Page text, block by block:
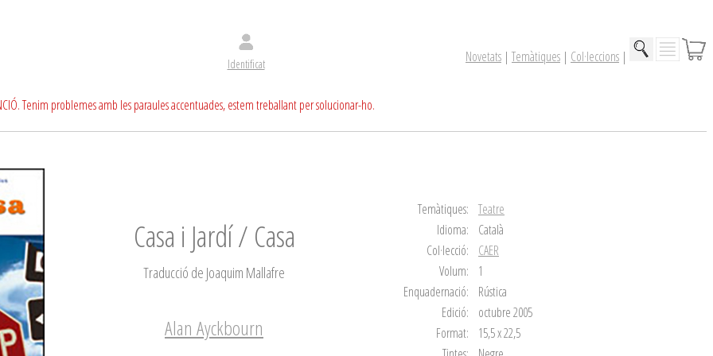
Identificat Novetats | Temàtiques | Col·leccions |
Tenim problemes amb les paraules accentuades, estem treballant per solucionar-ho.
Casa i Jardí / Casa
Traducció de Joaquim Mallafre
Alan Ayckbourn
Temàtiques: Teatre
Idioma:
Català
Col·lecció:
CAER
Volum:
1
Enquadernació:
Rústica
Edició:
octubre 2005
Format:
15,5 x 22,5